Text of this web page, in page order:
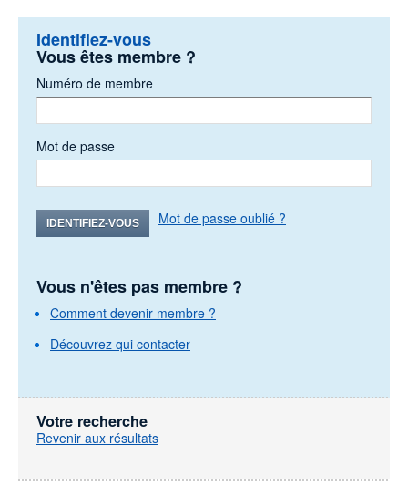
Identifiez-vous
Vous êtes membre ?
Numéro de membre
Mot de passe
IDENTIFIEZ-VOUS Mot de passe oublié ?
Vous n'êtes pas membre ?
Comment devenir membre ?
Découvrez qui contacter
Votre recherche
Revenir aux résultats